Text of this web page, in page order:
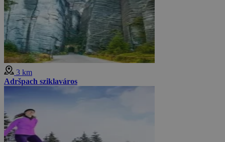
3 km
Adršpach sziklaváros